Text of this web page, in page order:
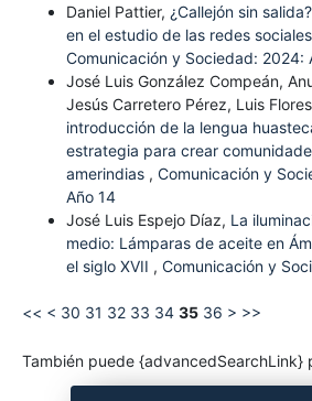
Daniel Pattier, ¿Callejón sin
en el estudio de las redes
Comunicación y Sociedad: 2024:
José Luis González Compeán,
Jesús Carretero Pérez, Luis
introducción de la lengua
estrategia para crear
amerindias , Comunicación y
Año 14
José Luis Espejo Díaz, La
medio: Lámparas de aceite en
el siglo XVII , Comunicación y
<< < 30 31 32 33 34 35 36 > >>
También puede {advancedSearchLink}